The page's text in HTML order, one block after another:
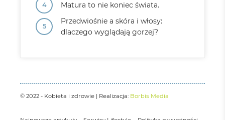
Matura to nie koniec świata.
Przedwiośnie a skóra i włosy:
dlaczego wyglądają gorzej?
© 2022 - Kobieta i zdrowie | Realizacja: Borbis Media